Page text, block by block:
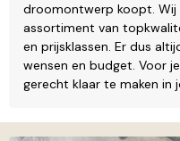
droomontwerp koopt. Wij
assortiment van
en prijsklassen. Er dus
wensen en budget. Voor
gerecht klaar te maken in